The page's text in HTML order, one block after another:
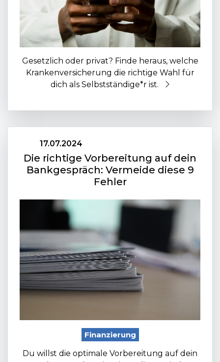
Gesetzlich oder privat? Finde heraus, welche
Krankenversicherung die richtige Wahl für
dich als Selbstständige*r ist.
17.07.2024
Die richtige Vorbereitung auf dein
Bankgespräch: Vermeide diese 9
Fehler
Finanzierung
Du willst die optimale Vorbereitung auf dein